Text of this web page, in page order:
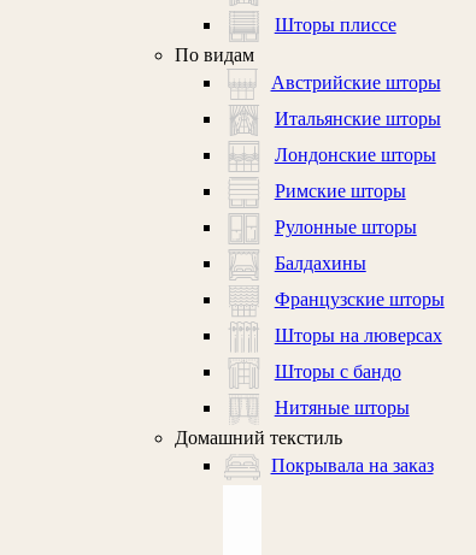
Шторы плиссе
По видам
Австрийские шторы
Итальянские шторы
Лондонские шторы
Римские шторы
Рулонные шторы
Балдахины
Французские шторы
Шторы на люверсах
Шторы с бандо
Нитяные шторы
Домашний текстиль
Покрывала на заказ